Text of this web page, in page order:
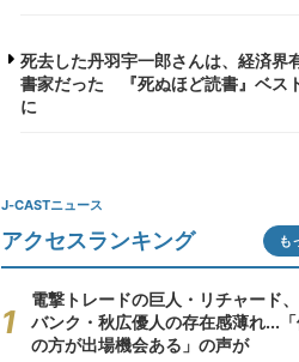
死去した丹羽宇一郎さんは、経済界
書家だった 『死ぬほど読書』ベス
に
J-CASTニュース
アクセスランキング も
電撃トレードの巨人・リチャード
バンク・秋広優人の存在感薄れ...
の方が出場機会ある」の声が